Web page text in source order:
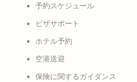
予約スケジュール
ビザサポート
ホテル予約
空港送迎
保険に関するガイダンス